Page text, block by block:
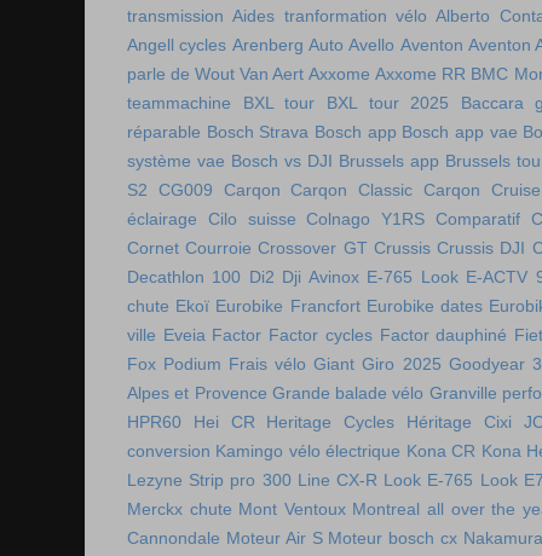
transmission Aides tranformation vélo Alberto
Angell cycles Arenberg Auto Avello Aventon Aventon
parle de Wout Van Aert Axxome Axxome RR BMC
teammachine
BXL tour BXL tour 2025
Baccara
réparable Bosch Strava Bosch app Bosch app vae
système vae Bosch vs DJI Brussels app Brussels
S2
CG009 Carqon Carqon Classic Carqon Cruise
éclairage
Cilo suisse Colnago Y1RS Comparatif
Cornet Courroie Crossover GT Crussis Crussis DJI
Decathlon 100 Di2 Dji Avinox E-765 Look E-ACTV
chute Ekoï Eurobike Francfort Eurobike dates
ville Eveia Factor Factor cycles Factor dauphiné
Fox Podium Frais vélo Giant Giro 2025 Goodyear
Alpes et Provence Grande balade vélo Granville
HPR60
Hei CR Heritage Cycles Héritage Cixi
conversion Kamingo vélo électrique Kona CR Kona
Lezyne Strip pro 300 Line CX-R Look E-765 Look
Merckx chute Mont Ventoux Montreal all over the
Cannondale Moteur Air S Moteur bosch cx